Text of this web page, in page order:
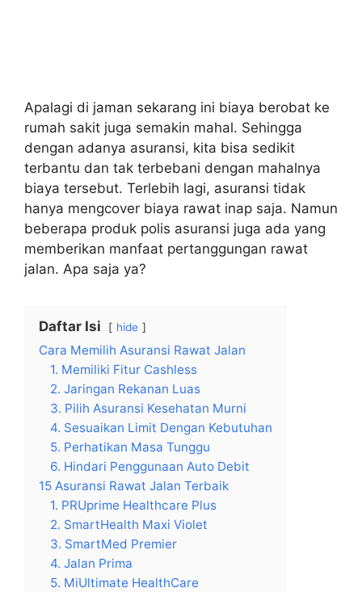
Apalagi di jaman sekarang ini biaya berobat ke
rumah sakit juga semakin mahal. Sehingga
dengan adanya asuransi, kita bisa sedikit
terbantu dan tak terbebani dengan mahalnya
biaya tersebut. Terlebih lagi, asuransi tidak
hanya mengcover biaya rawat inap saja. Namun
beberapa produk polis asuransi juga ada yang
memberikan manfaat pertanggungan rawat
jalan. Apa saja ya?
Daftar Isi hide
Cara Memilih Asuransi Rawat Jalan
1. Memiliki Fitur Cashless
2. Jaringan Rekanan Luas
3. Pilih Asuransi Kesehatan Murni
4. Sesuaikan Limit Dengan Kebutuhan
5. Perhatikan Masa Tunggu
6. Hindari Penggunaan Auto Debit
15 Asuransi Rawat Jalan Terbaik
1. PRUprime Healthcare Plus
2. SmartHealth Maxi Violet
3. SmartMed Premier
4. Jalan Prima
5. MiUltimate HealthCare